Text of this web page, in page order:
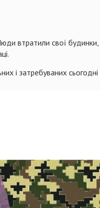
втратили свої
і затребуваних сьогодні